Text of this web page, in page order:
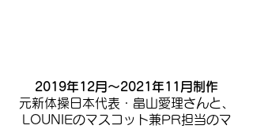
2019年12月～2021年11月制作
元新体操日本代表・畠山愛理さんと、
LOUNIEのマスコット兼PR担当のマ